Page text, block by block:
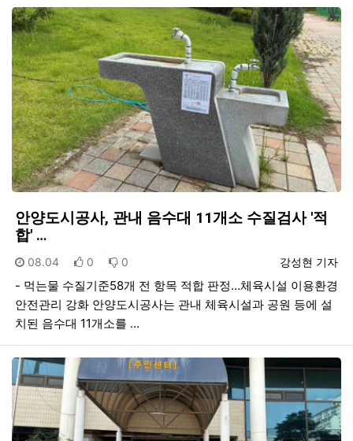
안양도시공사, 관내 음수대 11개소 수질검사 '적
합' …
등록자
강성현 기자
등록일
08.04 추천
0 비추천
0
- 먹는물 수질기준58개 전 항목 적합 판정…체육시설 이용환경
안전관리 강화 안양도시공사는 관내 체육시설과 공원 등에 설
치된 음수대 11개소를 …